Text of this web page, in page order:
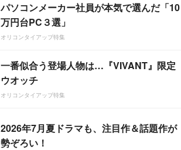
パソコンメーカー社員が本気で選んだ「10
万円台PC３選」
オリコンタイアップ特集
一番似合う登場人物は…『VIVANT』限定
ウオッチ
オリコンタイアップ特集
2026年7月夏ドラマも、注目作＆話題作が
勢ぞろい！